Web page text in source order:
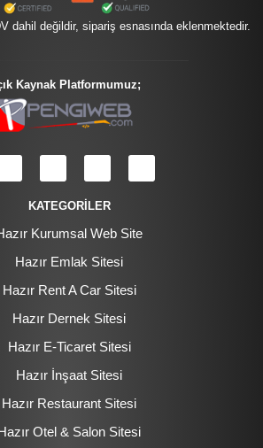
dahil değildir, sipariş esnasında eklenmektedir.
Kaynak Platformumuz;
KATEGORİLER
Kurumsal Web Site
Hazır Emlak Sitesi
Hazır Rent A Car Sitesi
Hazır Dernek Sitesi
Hazır E-Ticaret Sitesi
Hazır İnşaat Sitesi
Hazır Restaurant Sitesi
Otel & Salon Sitesi